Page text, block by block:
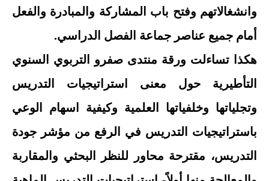
وانشغالاتهم وفتح باب المشاركة والمبادرة والفعل
أمام جميع عناصر جماعة الفصل الدراسي.
هكذا تساءلت ورقة منتدى صفرو التربوي السنوي
التأطيرية حول معنى استراتيجيات التدريس
وتجلياتها وخلفياتها العلمية وكيفية اسهام الوعي
باستراتيجيات التدريس في الرفع من مؤشر جودة
التدريس، مقترحة محاور للنظر البحثي والمقاربة